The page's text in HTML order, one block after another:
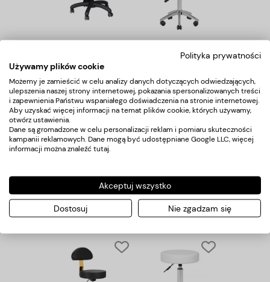
210,00 zł
AM-304 czarny
Taboret kosmetyczny
AM-304 szary
230,00 zł
Taboret kosmetyczny
AM-304G złoto biały
350,00 zł
Polityka prywatności
Używamy plików cookie
Możemy je zamieścić w celu analizy danych dotyczących odwiedzających,
ulepszenia naszej strony internetowej, pokazania spersonalizowanych treści
i zapewnienia Państwu wspaniałego doświadczenia na stronie internetowej.
Aby uzyskać więcej informacji na temat plików cookie, których używamy,
otwórz ustawienia.
Dane są gromadzone w celu personalizacji reklam i pomiaru skuteczności
kampanii reklamowych. Dane mogą być udostępniane Google LLC, więcej
informacji można znaleźć tutaj
Akceptuj wszystko
Dostosuj Nie zgadzam się